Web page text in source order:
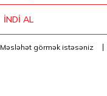
İNDI AL
Məsləhət görmək istəsəniz